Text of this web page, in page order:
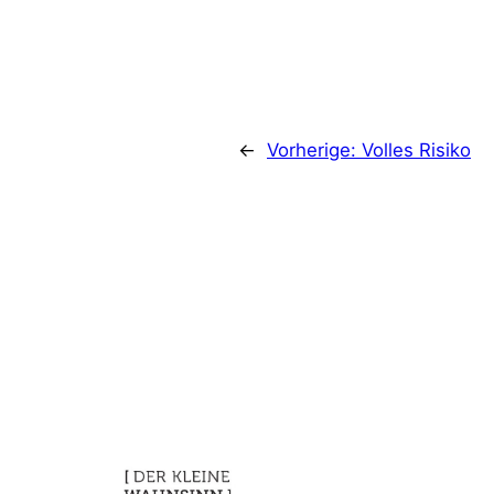
← Vorherige: Volles Risiko